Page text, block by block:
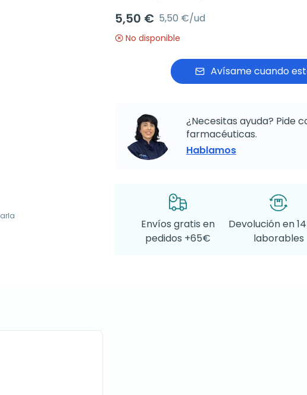
5,50 € 5,50 €/ud
No disponible
Avísame cuando
¿Necesitas ayuda? Pide
farmacéuticas.
Hablamos
Envíos gratis en
pedidos +65€
Devolución en
laborables